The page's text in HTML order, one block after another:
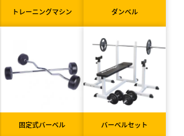
トレーニングマシン ダンベル
固定式バーベル バーベルセット